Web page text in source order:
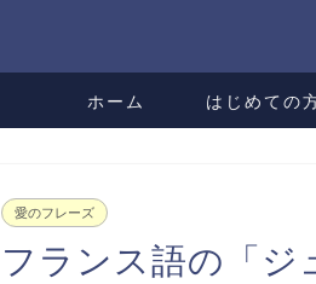
ホーム はじめての
愛のフレーズ
フランス語の「ジ